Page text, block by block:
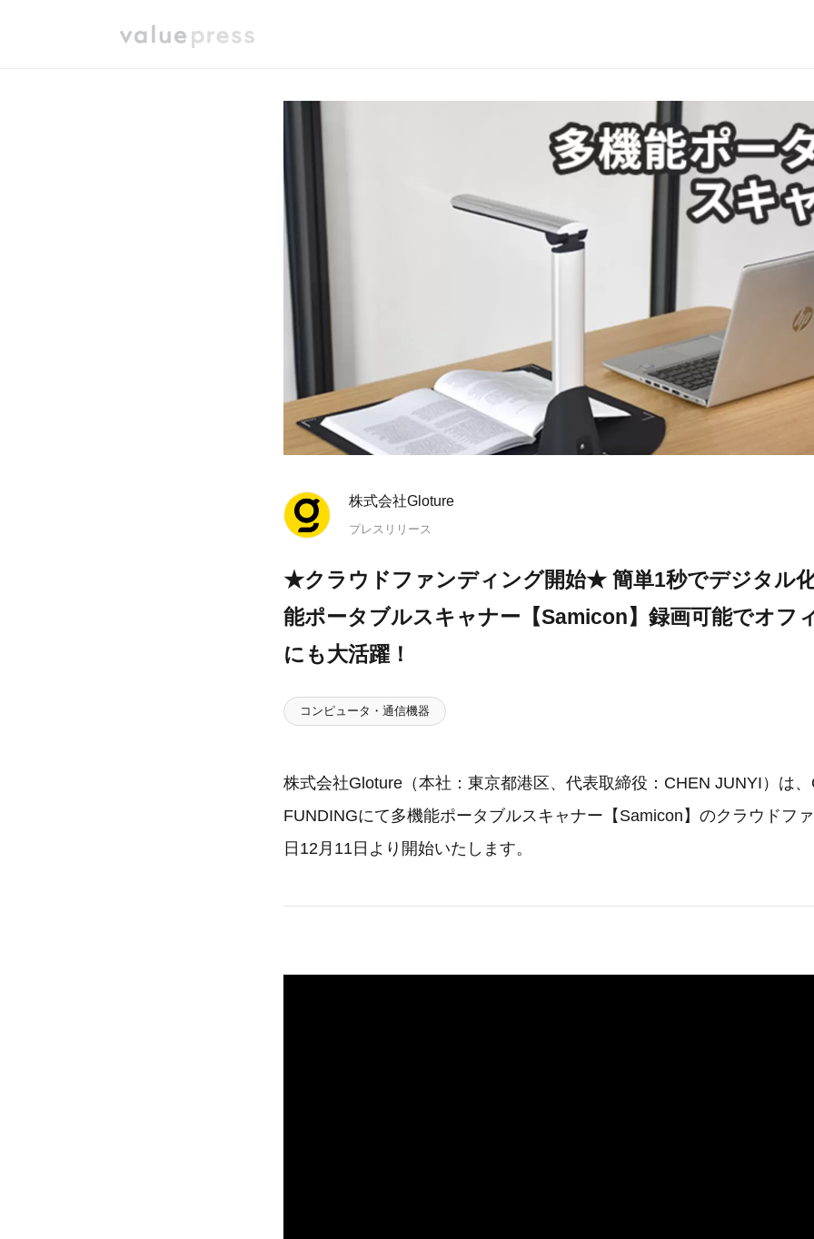
株式会社Gloture
プレスリリース
★クラウドファンディング開始★ 簡単1秒でデジタル
能ポータブルスキャナー【Samicon】録画可能でオフ
にも大活躍！
コンピュータ・通信機器
株式会社Gloture（本社：東京都港区、代表取締役：CHEN JUNYI）は
FUNDINGにて多機能ポータブルスキャナー【Samicon】のクラウドフ
日12月11日より開始いたします。